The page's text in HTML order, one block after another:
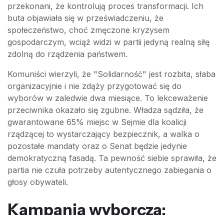
przekonani, że kontrolują proces transformacji. Ich
buta objawiała się w przeświadczeniu, że
społeczeństwo, choć zmęczone kryzysem
gospodarczym, wciąż widzi w partii jedyną realną siłę
zdolną do rządzenia państwem.
Komuniści wierzyli, że "Solidarność" jest rozbita, słaba
organizacyjnie i nie zdąży przygotować się do
wyborów w zaledwie dwa miesiące. To lekceważenie
przeciwnika okazało się zgubne. Władza sądziła, że
gwarantowane 65% miejsc w Sejmie dla koalicji
rządzącej to wystarczający bezpiecznik, a walka o
pozostałe mandaty oraz o Senat będzie jedynie
demokratyczną fasadą. Ta pewność siebie sprawiła, że
partia nie czuła potrzeby autentycznego zabiegania o
głosy obywateli.
Kampania wyborcza: